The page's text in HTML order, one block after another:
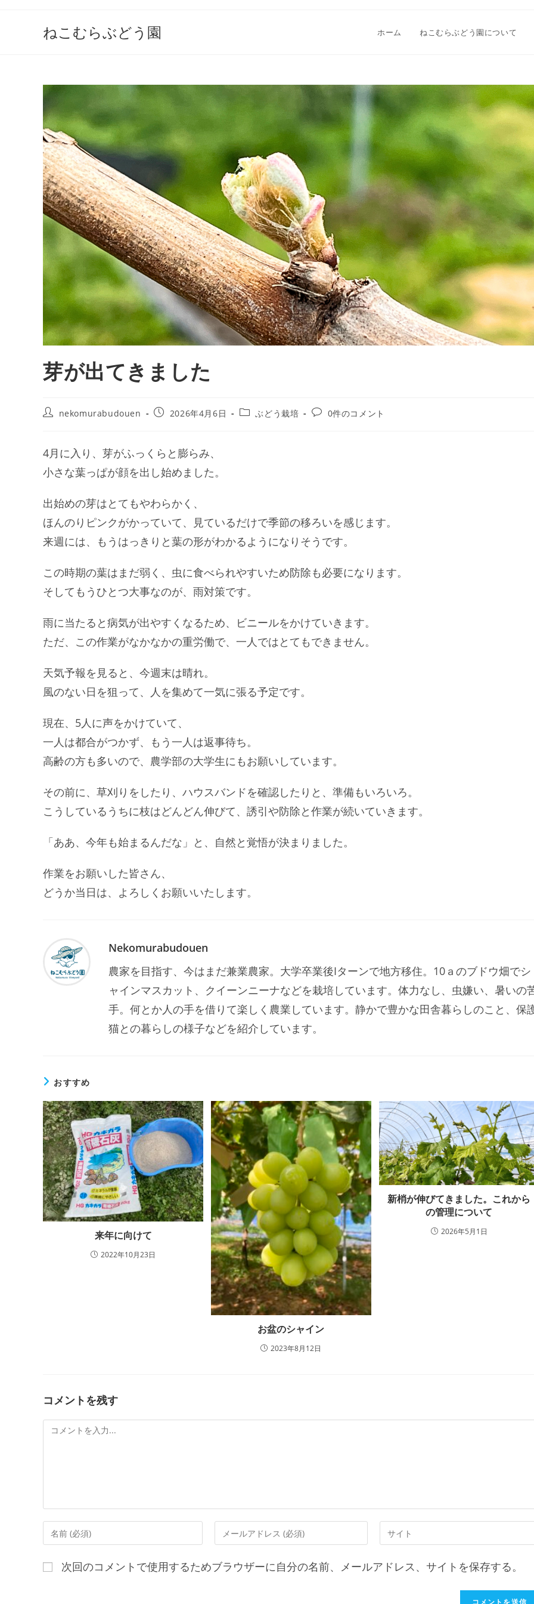
ねこむらぶどう園 ホーム ねこむらぶどう園について
芽が出てきました
nekomurabudouen 2026年4月6日 ぶどう栽培 0件のコメント
4月に入り、芽がふっくらと膨らみ、
小さな葉っぱが顔を出し始めました。
出始めの芽はとてもやわらかく、
ほんのりピンクがかっていて、見ているだけで季節の移ろいを感じます。
来週には、もうはっきりと葉の形がわかるようになりそうです。
この時期の葉はまだ弱く、虫に食べられやすいため防除も必要になります。
そしてもうひとつ大事なのが、雨対策です。
雨に当たると病気が出やすくなるため、ビニールをかけていきます。
ただ、この作業がなかなかの重労働で、一人ではとてもできません。
天気予報を見ると、今週末は晴れ。
風のない日を狙って、人を集めて一気に張る予定です。
現在、5人に声をかけていて、
一人は都合がつかず、もう一人は返事待ち。
高齢の方も多いので、農学部の大学生にもお願いしています。
その前に、草刈りをしたり、ハウスバンドを確認したりと、準備もいろいろ。
こうしているうちに枝はどんどん伸びて、誘引や防除と作業が続いていきます。
「ああ、今年も始まるんだな」と、自然と覚悟が決まりました。
作業をお願いした皆さん、
どうか当日は、よろしくお願いいたします。
Nekomurabudouen
農家を目指す、今はまだ兼業農家。大学卒業後Iターンで地方移住。10ａのブドウ畑でシ
ャインマスカット、クイーンニーナなどを栽培しています。体力なし、虫嫌い、暑いの
手。何とか人の手を借りて楽しく農業しています。静かで豊かな田舎暮らしのこと、保
猫との暮らしの様子などを紹介しています。
おすすめ
来年に向けて
2022年10月23日
お盆のシャイン
2023年8月12日
新梢が伸びてきました。これから
の管理について
2026年5月1日
コメントを残す
次回のコメントで使用するためブラウザーに自分の名前、メールアドレス、サイトを保存する。